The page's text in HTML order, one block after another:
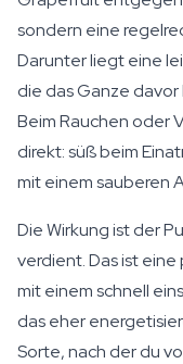
sondern eine
Darunter liegt eine
die das Ganze
Beim Rauchen oder
direkt: süß beim
mit einem sauberen
Die Wirkung ist der
verdient. Das ist
mit einem schnell
das eher
Sorte, nach der du